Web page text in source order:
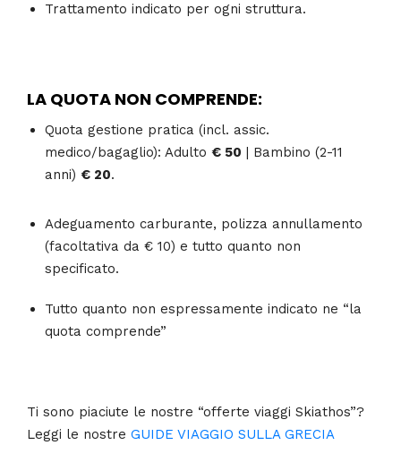
Trattamento indicato per ogni struttura.
LA QUOTA NON COMPRENDE:
Quota gestione pratica (incl. assic.
medico/bagaglio): Adulto € 50 | Bambino (2-11
anni) € 20.
Adeguamento carburante, polizza annullamento
(facoltativa da € 10) e tutto quanto non
specificato.
Tutto quanto non espressamente indicato ne “la
quota comprende”
Ti sono piaciute le nostre “offerte viaggi Skiathos”?
Leggi le nostre GUIDE VIAGGIO SULLA GRECIA